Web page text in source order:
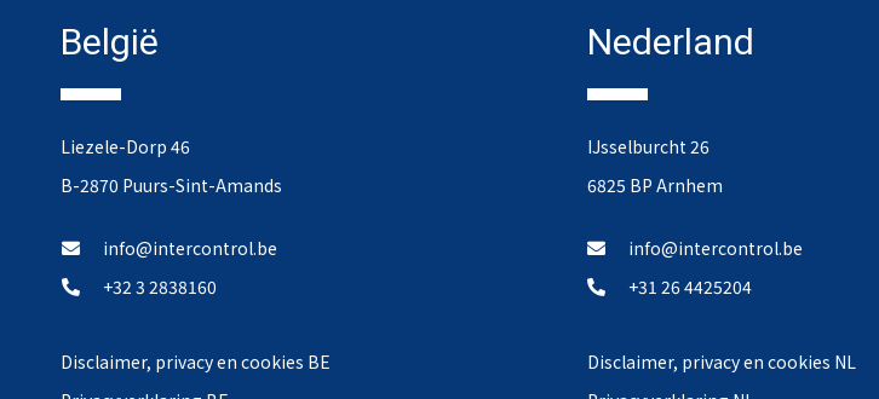
België
Liezele-Dorp 46
B-2870 Puurs-Sint-Amands
info@intercontrol.be
+32 3 2838160
Disclaimer, privacy en cookies BE
Nederland
IJsselburcht 26
6825 BP Arnhem
info@intercontrol.be
+31 26 4425204
Disclaimer, privacy en cookies NL